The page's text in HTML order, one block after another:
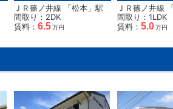
ＪＲ篠ノ井線 「松本 」駅
間取り：2DK
賃料： 6.5万円
ＪＲ篠ノ井線
間取り：1LDK
賃料： 5.0万円